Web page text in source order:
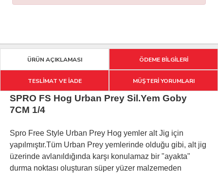
ÜRÜN AÇIKLAMASI ÖDEME BİLGİLERİ
TESLİMAT VE İADE MÜŞTERİ YORUMLARI
SPRO FS Hog Urban Prey Sil.Yem Goby
7CM 1/4
Spro Free Style Urban Prey Hog yemler alt Jig için
yapılmıştır.Tüm Urban Prey yemlerinde olduğu gibi, alt jig
üzerinde avlanıldığında karşı konulamaz bir "ayakta"
durma noktası oluşturan süper yüzer malzemeden